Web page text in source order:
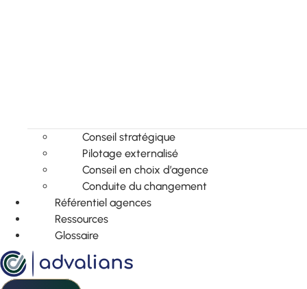
Conseil stratégique
Pilotage externalisé
Conseil en choix d’agence
Conduite du changement
Référentiel agences
Ressources
Glossaire